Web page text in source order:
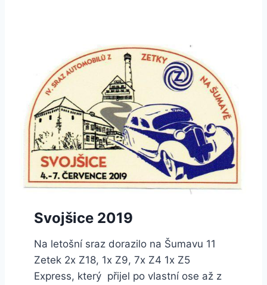
Svojšice 2019
Na letošní sraz dorazilo na Šumavu 11
Zetek 2x Z18, 1x Z9, 7x Z4 1x Z5
Express, který přijel po vlastní ose až z